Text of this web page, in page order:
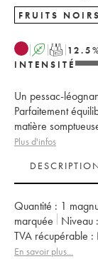
FRUITS NOIRS
A T 12.5
INTENSITÉ
Un pessac-
Parfaitement
matière
Plus d'infos
Quantité : 1
marquée
Niveau :
TVA récupérable :
Appellation :
En savoir plus...